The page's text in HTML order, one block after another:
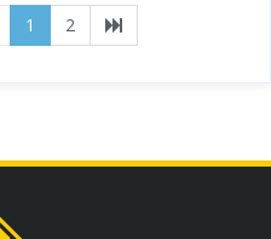
1 (current)
2